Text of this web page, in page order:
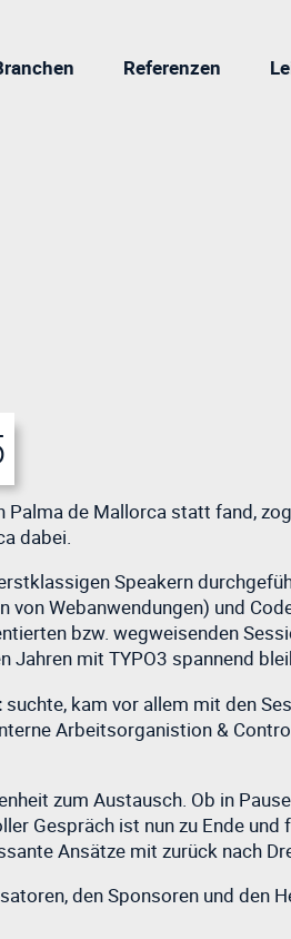
Referenzen
Palma de Mallorca statt fand,
dabei.
Speakern
Webanwendungen) und
bzw. wegweisenden
Jahren mit TYPO3 spannend
suchte, kam vor allem mit den
Arbeitsorganistion &
zum Austausch. Ob in
Gespräch ist nun zu Ende
Ansätze mit zurück nach
den Sponsoren und den